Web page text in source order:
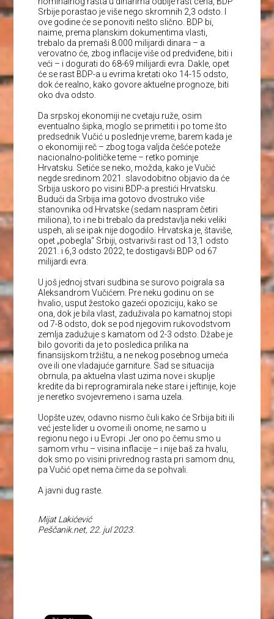
Srbije porastao je više nego skromnih 2,3 odsto. I
ove godine će se ponoviti nešto slično. BDP bi,
naime, prema planskim dokumentima vlasti,
trebalo da premaši 8.000 milijardi dinara – a
verovatno će, zbog inflacije više od predviđene, biti i
veći – i dogurati do 68-69 milijardi evra. Dakle, opet
će se rast BDP-a u evrima kretati oko 14-15 odsto,
dok će realno, kako govore aktuelne prognoze, biti
oko dva odsto.
Da srpskoj ekonomiji ne cvetaju ruže, osim
eventualno šipka, moglo se primetiti i po tome što
predsednik Vučić u poslednje vreme, barem kada je
o ekonomiji reč – zbog toga valjda češće poteže
nacionalno-političke teme – retko pominje
Hrvatsku. Setiće se neko, možda, kako je Vučić
negde sredinom 2021. slavodobitno objavio da će
Srbija uskoro po visini BDP-a prestići Hrvatsku.
Budući da Srbija ima gotovo dvostruko više
stanovnika od Hrvatske (sedam naspram četiri
miliona), to i ne bi trebalo da predstavlja neki veliki
uspeh, ali se ipak nije dogodilo. Hrvatska je, štaviše,
opet „pobegla“ Srbiji, ostvarivši rast od 13,1 odsto
2021. i 6,3 odsto 2022, te dostigavši BDP od 67
milijardi evra.
U još jednoj stvari sudbina se surovo poigrala sa
Aleksandrom Vučićem. Pre neku godinu on se
hvalio, usput žestoko gazeći opoziciju, kako se
ona, dok je bila vlast, zaduživala po kamatnoj stopi
od 7-8 odsto, dok se pod njegovim rukovodstvom
zemlja zadužuje s kamatom od 2-3 odsto. Džabe je
bilo govoriti da je to posledica prilika na
finansijskom tržištu, a ne nekog posebnog umeća
ove ili one vladajuće garniture. Sad se situacija
obrnula, pa aktuelna vlast uzima nove i skuplje
kredite da bi reprogramirala neke stare i jeftinije, koje
je neretko svojevremeno i sama uzela.
Uopšte uzev, odavno nismo čuli kako će Srbija biti ili
već jeste lider u ovome ili onome, ne samo u
regionu nego i u Evropi. Jer ono po čemu smo u
samom vrhu – visina inflacije – i nije baš za hvalu,
dok smo po visini privrednog rasta pri samom dnu,
pa Vučić opet nema čime da se pohvali.
A javni dug raste.
Mijat Lakićević
Peščanik.net, 22. jul 2023.